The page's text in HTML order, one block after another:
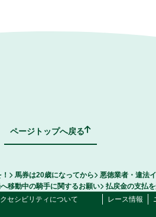
ページトップへ戻る
馬券は20歳になってから
悪徳業者・違法
移動中の騎手に関するお願い
払戻金の支払
セシビリティについて レース情報